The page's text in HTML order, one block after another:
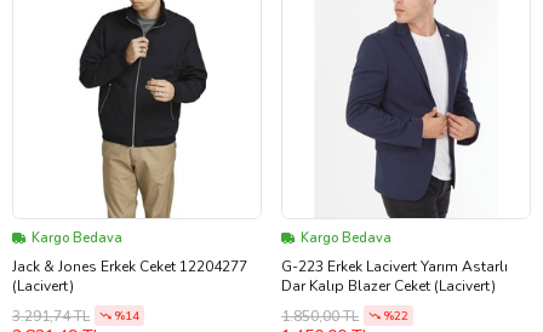
Kargo Bedava
Jack & Jones Erkek Ceket 12204277
(Lacivert)
3.291,74 TL
%14
Kargo Bedava
G-223 Erkek Lacivert Yarım Astarlı
Dar Kalıp Blazer Ceket (Lacivert)
1.850,00 TL
%22